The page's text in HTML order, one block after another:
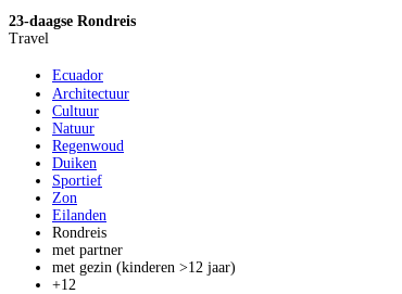
23-daagse Rondreis
Travel
Ecuador
Architectuur
Cultuur
Natuur
Regenwoud
Duiken
Sportief
Zon
Eilanden
Rondreis
met partner
met gezin (kinderen >12 jaar)
+12